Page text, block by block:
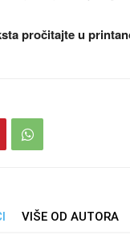
pročitajte u
VIŠE OD AUTORA